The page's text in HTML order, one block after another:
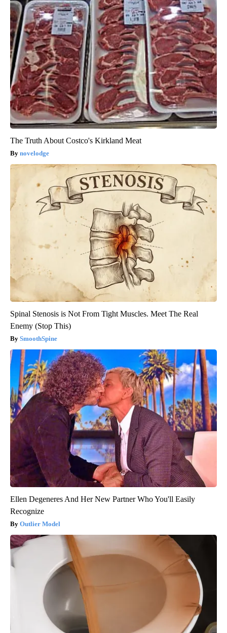
The Truth About Costco's Kirkland Meat
novelodge
Spinal Stenosis is Not From Tight Muscles. Meet The Real
Enemy (Stop This)
SmoothSpine
Ellen Degeneres And Her New Partner Who You'll Easily
Recognize
Outlier Model